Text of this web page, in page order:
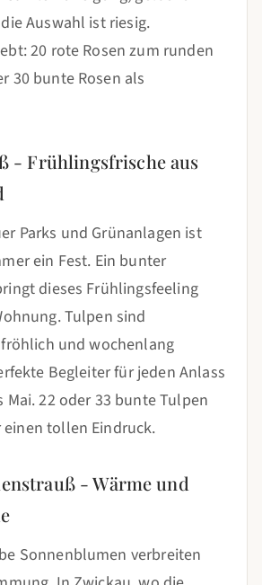
Auswahl ist riesig.
20 rote Rosen zum runden
30 bunte Rosen als
- Frühlingsfrische aus
Parks und Grünanlagen ist
ein Fest. Ein bunter
dieses Frühlingsfeeling
Tulpen sind
und wochenlang
Begleiter für jeden Anlass
Mai. 22 oder 33 bunte Tulpen
tollen Eindruck.
- Wärme und
Sonnenblumen verbreiten